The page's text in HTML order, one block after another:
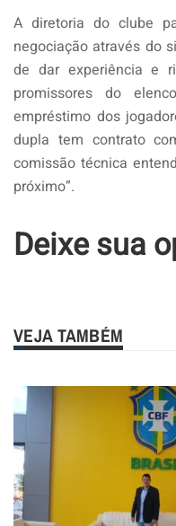
A diretoria do clube
negociação através do
de dar experiência e
promissores do
empréstimo dos
dupla tem contrato
comissão técnica
próximo”.
Deixe sua
VEJA TAMBÉM